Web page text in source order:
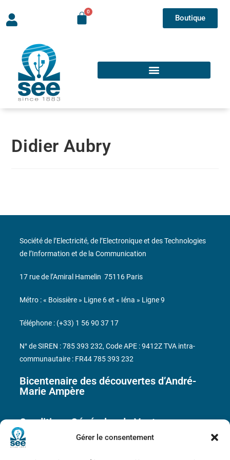
Gérer le consentement
Boutique
Didier Aubry
Bicentenaire des découvertes d’André-
Marie Ampère
Conditions Générales de Vente
Société de l’Electricité, de l’Electronique et des Technologies
de l’Information et de la Communication
17 rue de l’Amiral Hamelin 75116 Paris
Métro : « Boissière » Ligne 6 et « Iéna » Ligne 9
Téléphone : (+33) 1 56 90 37 17
N° de SIREN : 785 393 232, Code APE : 9412Z TVA intra-
communautaire : FR44 785 393 232